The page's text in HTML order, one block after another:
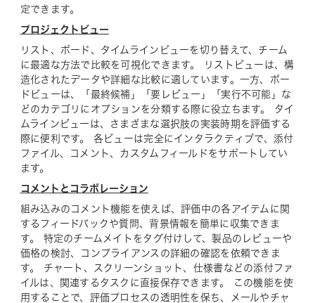
定できます。
プロジェクトビュー
リスト、ボード、タイムラインビューを切り替えて、チーム
に最適な方法で比較を可視化できます。 リストビューは、構
造化されたデータや詳細な比較に適しています。一方、ボー
ドビューは、「最終候補」「要レビュー」「実行不可能」な
どのカテゴリにオプションを分類する際に役立ちます。 タイ
ムラインビューは、さまざまな選択肢の実装時期を評価する
際に便利です。 各ビューは完全にインタラクティブで、添付
ファイル、コメント、カスタムフィールドをサポートしてい
ます。
コメントとコラボレーション
組み込みのコメント機能を使えば、評価中の各アイテムに関
するフィードバックや質問、背景情報を簡単に収集できま
す。 特定のチームメイトをタグ付けして、製品のレビューや
価格の検討、コンプライアンスの詳細の確認を依頼できま
す。 チャート、スクリーンショット、仕様書などの添付ファ
イルは、関連するタスクに直接保存できます。 この機能を使
用することで、評価プロセスの透明性を保ち、メールやチャ